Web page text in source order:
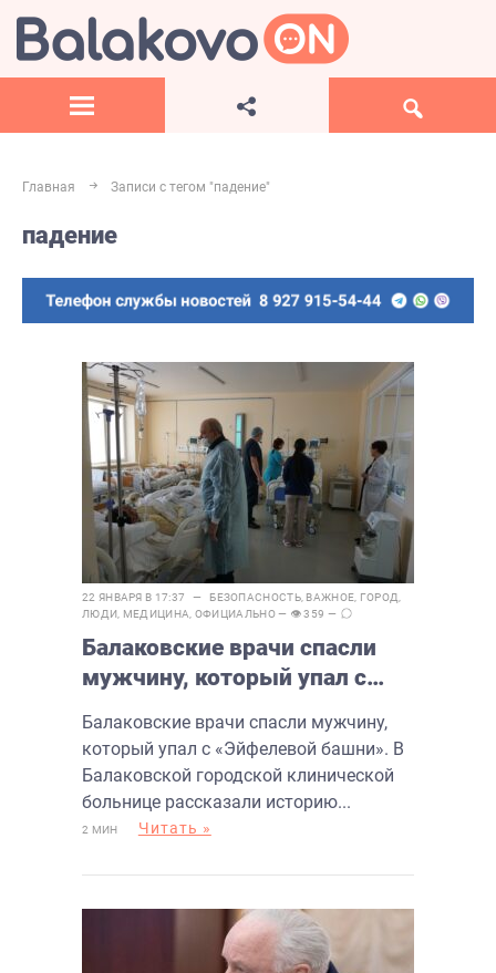
Главная Записи с тегом "падение"
падение
22 ЯНВАРЯ В 17:37 — БЕЗОПАСНОСТЬ, ВАЖНОЕ ГОРОД
ЛЮДИ МЕДИЦИНА ОФИЦИАЛЬНО— 👁 359 —
Балаковские врачи спасли
мужчину, который упал с
Балаковские врачи спасли мужчину,
который упал с «Эйфелевой башни». В
Балаковской городской клинической
больнице рассказали историю...
2 МИН Читать »